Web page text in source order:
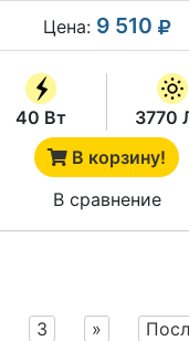
Цена: 9 510
40 Вт
3770
В корзину!
В сравнение
3 »